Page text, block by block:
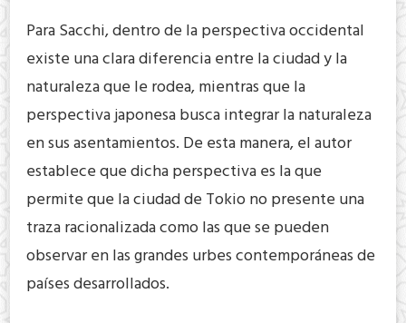
Para Sacchi, dentro de la perspectiva occidental
existe una clara diferencia entre la ciudad y la
naturaleza que le rodea, mientras que la
perspectiva japonesa busca integrar la naturaleza
en sus asentamientos. De esta manera, el autor
establece que dicha perspectiva es la que
permite que la ciudad de Tokio no presente una
traza racionalizada como las que se pueden
observar en las grandes urbes contemporáneas de
países desarrollados.